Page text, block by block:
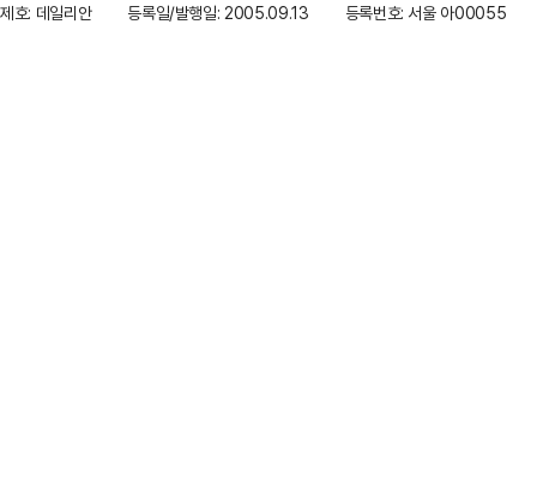
제호: 데일리안
등록일/발행일: 2005.09.13 등록번호: 서울 아00055